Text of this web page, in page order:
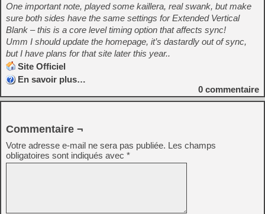
One important note, played some kaillera, real swank, but make
sure both sides have the same settings for Extended Vertical
Blank – this is a core level timing option that affects sync!
Umm I should update the homepage, it’s dastardly out of sync,
but I have plans for that site later this year..
Site Officiel
En savoir plus…
0 commentaire
Commentaire ¬
Votre adresse e-mail ne sera pas publiée. Les champs
obligatoires sont indiqués avec *